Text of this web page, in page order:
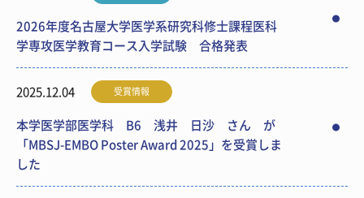
2026年度名古屋大学医学系研究科修士課程医科
学専攻医学教育コース入学試験 合格発表
2025.12.04 受賞情報
本学医学部医学科 B6 浅井 日沙 さん が
「MBSJ-EMBO Poster Award 2025」を受賞しま
した